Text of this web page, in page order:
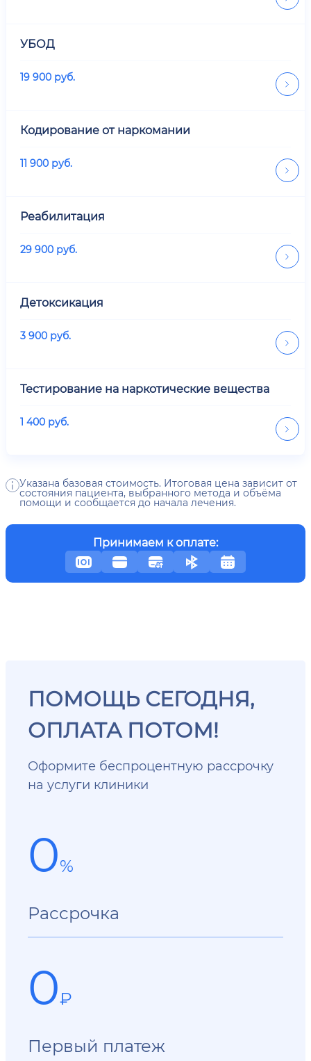
УБОД
19 900 руб.
Кодирование от наркомании
11 900 руб.
Реабилитация
29 900 руб.
Детоксикация
3 900 руб.
Тестирование на наркотические вещества
1 400 руб.
Указана базовая стоимость. Итоговая цена зависит от
состояния пациента, выбранного метода и объёма
помощи и сообщается до начала лечения.
Принимаем к оплате:
ПОМОЩЬ СЕГОДНЯ,
ОПЛАТА ПОТОМ!
Оформите беспроцентную рассрочку
на услуги клиники
0%
Рассрочка
0₽
Первый платеж